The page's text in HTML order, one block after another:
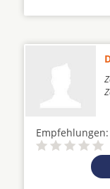
Empfehlungen: